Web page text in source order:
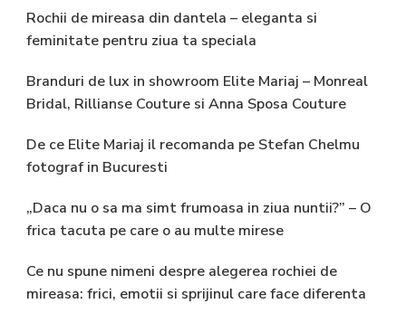
Rochii de mireasa din dantela – eleganta si
feminitate pentru ziua ta speciala
Branduri de lux in showroom Elite Mariaj – Monreal
Bridal, Rillianse Couture si Anna Sposa Couture
De ce Elite Mariaj il recomanda pe Stefan Chelmu
fotograf in Bucuresti
„Daca nu o sa ma simt frumoasa in ziua nuntii?” – O
frica tacuta pe care o au multe mirese
Ce nu spune nimeni despre alegerea rochiei de
mireasa: frici, emotii si sprijinul care face diferenta